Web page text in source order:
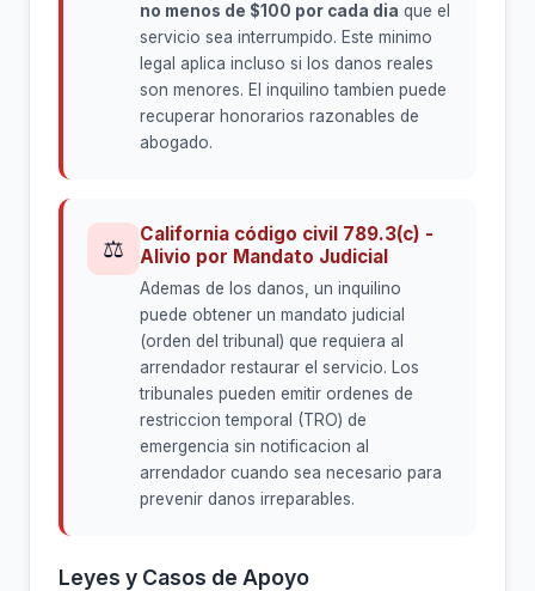
no menos de $100 por cada dia que el
servicio sea interrumpido. Este minimo
legal aplica incluso si los danos reales
son menores. El inquilino tambien puede
recuperar honorarios razonables de
abogado.
⚖
California código civil 789.3(c) -
Alivio por Mandato Judicial
Ademas de los danos, un inquilino
puede obtener un mandato judicial
(orden del tribunal) que requiera al
arrendador restaurar el servicio. Los
tribunales pueden emitir ordenes de
restriccion temporal (TRO) de
emergencia sin notificacion al
arrendador cuando sea necesario para
prevenir danos irreparables.
Leyes y Casos de Apoyo